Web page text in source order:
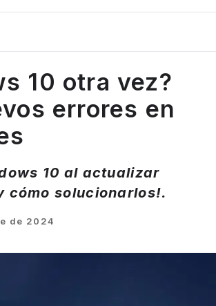
10 otra vez?
errores en
10 al actualizar
cómo solucionarlos!.
de 2024